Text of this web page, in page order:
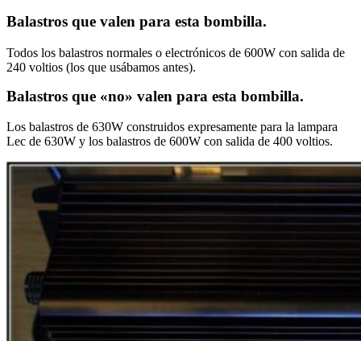
Balastros que valen para esta bombilla.
Todos los balastros normales o electrónicos de 600W con salida de
240 voltios (los que usábamos antes).
Balastros que «no» valen para esta bombilla.
Los balastros de 630W construidos expresamente para la lampara
Lec de 630W y los balastros de 600W con salida de 400 voltios.